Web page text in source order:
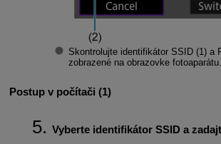
Skontrolujte identifikátor SSID(1) a
zobrazené na obrazovke fotoaparátu.
Postup v počítači (1)
Vyberte identifikátor SSID a